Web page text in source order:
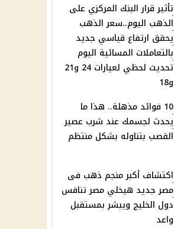
تأثير قرار البنك المركزي على
الذهب اليوم..سعر الذهب
يحقق ارتفاع قياسي جديد
بالتعاملات المسائية اليوم
تحديث لحظي لعيارات 24 و21
و18
10 فوائد مذهلة.. هذا ما
يحدث لجسمك عند شرب عصير
القصب بتناوله بشكل منتظم
اكتشاف أكبر منجم ذهب فى
مصر جديد هيخلي مصر تنافس
دول الخليج ويبشر بمستقبل
واعد